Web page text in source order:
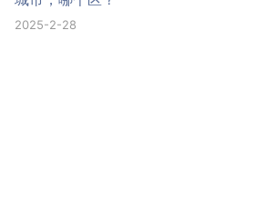
2025-2-28